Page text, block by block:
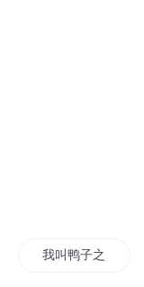
我叫鸭子之悲剧